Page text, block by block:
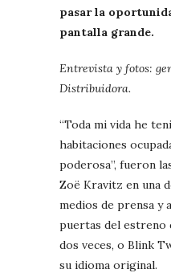
pasar la
pantalla grande.
Entrevista y fotos:
Distribuidora.
“Toda mi vida he
habitaciones
poderosa”, fueron
Zoë Kravitz en una
medios de prensa y
puertas del estreno
dos veces, o Blink
su idioma original.